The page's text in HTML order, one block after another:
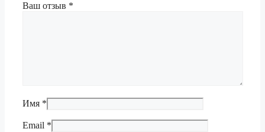
Ваш отзыв *
Имя *
Email *